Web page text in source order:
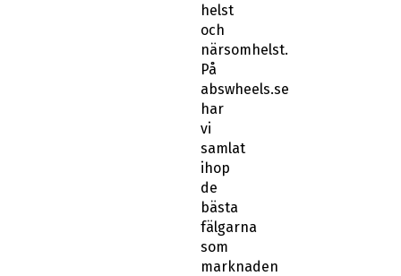
helst
och
närsomhelst.
På
abswheels.se
har
vi
samlat
ihop
de
bästa
fälgarna
som
marknaden